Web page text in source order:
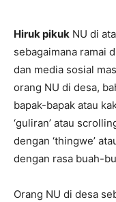
Hiruk pikuk NU di
sebagaimana ramai
dan media sosial
orang NU di desa,
bapak-bapak atau
‘guliran’ atau
dengan ‘thingwe’
dengan rasa buah-
Orang NU di desa